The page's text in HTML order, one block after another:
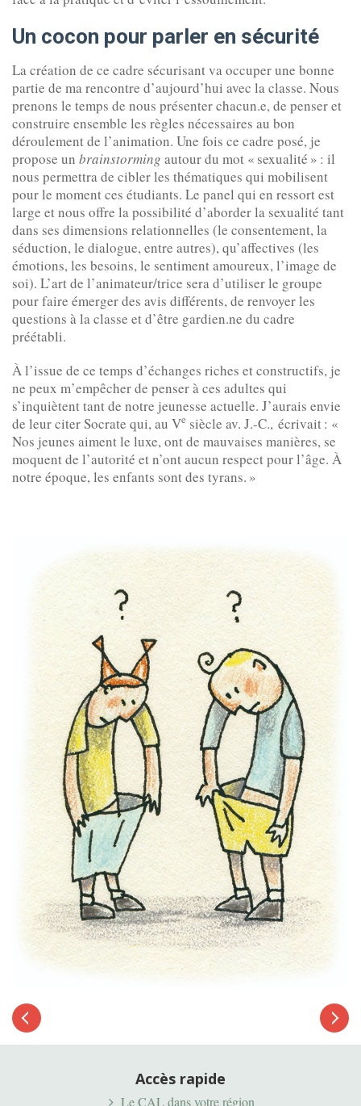
Un cocon pour parler en sécurité
La création de ce cadre sécurisant va occuper une bonne
partie de ma rencontre d’aujourd’hui avec la classe. Nous
prenons le temps de nous présenter chacun.e, de penser et
construire ensemble les règles nécessaires au bon
déroulement de l’animation. Une fois ce cadre posé, je
propose un brainstorming autour du mot « sexualité » : il
nous permettra de cibler les thématiques qui mobilisent
pour le moment ces étudiants. Le panel qui en ressort est
large et nous offre la possibilité d’aborder la sexualité tant
dans ses dimensions relationnelles (le consentement, la
séduction, le dialogue, entre autres), qu’affectives (les
émotions, les besoins, le sentiment amoureux, l’image de
soi). L’art de l’animateur/trice sera d’utiliser le groupe
pour faire émerger des avis différents, de renvoyer les
questions à la classe et d’être gardien.ne du cadre
préétabli.
À l’issue de ce temps d’échanges riches et constructifs, je
ne peux m’empêcher de penser à ces adultes qui
s’inquiètent tant de notre jeunesse actuelle. J’aurais envie
de leur citer Socrate qui, au Ve siècle av. J.-C., écrivait : «
Nos jeunes aiment le luxe, ont de mauvaises manières, se
moquent de l’autorité et n’ont aucun respect pour l’âge. À
notre époque, les enfants sont des tyrans. »
Article
précédent
Article
suivant
Accès rapide
Le CAL dans votre région